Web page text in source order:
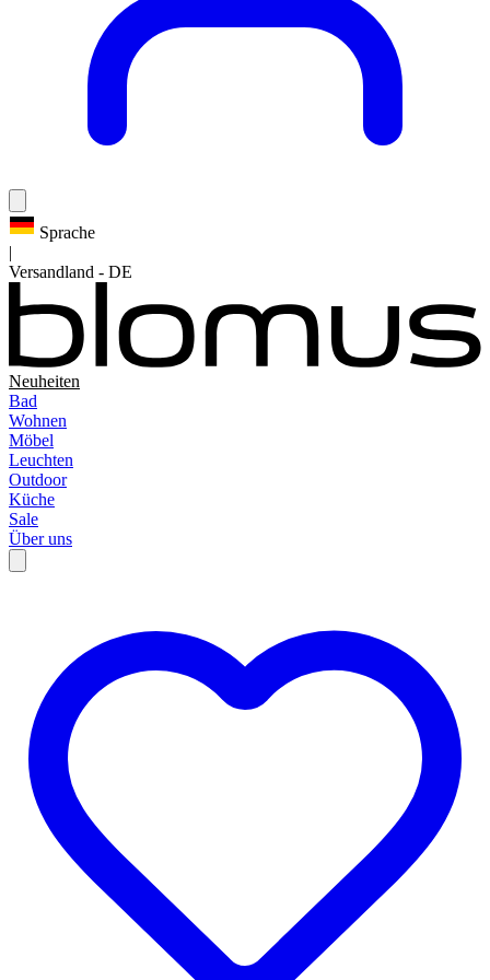
Sprache
|
Versandland - DE
Neuheiten
Bad
Wohnen
Möbel
Leuchten
Outdoor
Küche
Sale
Über uns